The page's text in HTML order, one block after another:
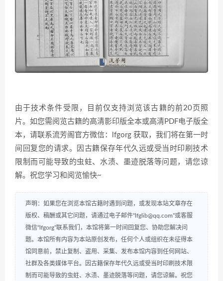
由于技术条件受限，目前仅支持浏览该古籍的前20页照
片。如您需阅览古籍的高清影印版全本或高清PDF电子版全
本，请联系流芳阁官方微信：lfgorg 获取，我们将在第一时
间回复您的请求。因古籍保存年代久远或受当时印刷技术
限制而可能导致的虫蛀、水渍、墨迹脱落等问题，请您谅
解。祝您学习和阅览愉快~
声明：如果您在浏览本馆古籍时遇到问题，或发现本站文章存在
版权、稿酬或其它问题，请通过电子邮件“lfglib@qq.com”或客服
微信“lfgorg”联系我们，本馆将第一时间回复您、协助您解决问
题。本馆所有内容为本站原创发布，任何个人或组织在未征得本
馆同意前，禁止复制、盗用、采集、发布本馆内容到任何网站、
社群及各类媒体平台。因古籍保存年代久远或受当时印刷技术限
制而可能导致的虫蛀、水渍、墨迹脱落等问题，请您谅解。祝您